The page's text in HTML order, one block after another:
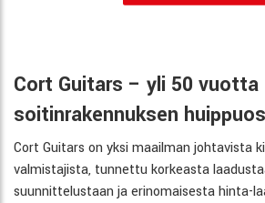
Cort Guitars – yli 50 vuotta
soitinrakennuksen
Cort Guitars on yksi maailman johtavista
valmistajista, tunnettu korkeasta
suunnittelustaan ja erinomaisesta hinta-